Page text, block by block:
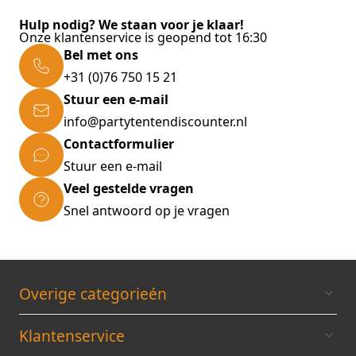
kunnen uitschuiven tot 2m40 en hebben een
doorloophoogte van 2m10.
Voor het tentdak en zijwanden wordt
standaard 420D polyester doek gebruikt met
volgende eigenschappen:
320 gr/m²
Standaard kleuren: wit, zwart, lichtgrijs,
blauw, rood en zandkleur
Andere kleuren op speciale aanvraag
Dubbelwandig op kritieke punten
Tentdak standaard voorzien van brede
klittenband voor het aanbrengen van
Hulp nodig? We staan voor je klaar!
Onze klantenservice is geopend tot 16:30
Bel met ons
+31 (0)76 750 15 21
Stuur een e-mail
info@partytentendiscounter.nl
Contactformulier
Stuur een e-mail
Veel gestelde vragen
Snel antwoord op je vragen
Overige categorieén
Klantenservice